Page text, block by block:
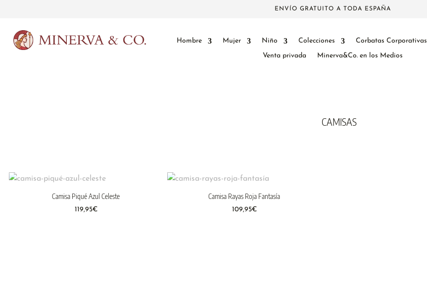
ENVÍO GRATUITO A TODA ESPAÑA
Hombre Mujer Niño Colecciones Corbatas Corporativas
Venta privada
Minerva&Co. en los Medios
CAMISAS
Camisa Piqué Azul Celeste
119,95€
Camisa Rayas Roja Fantasía
109,95€